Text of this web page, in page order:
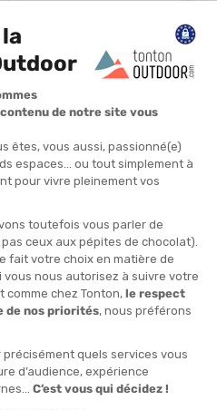
FALCON EVO GV MID HOMME
EN STOCK - EXPÉDIÉ EN 24/48H
-35%
219,95 €
142,90 €
PROMO